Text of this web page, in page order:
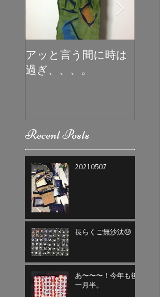
Recent Posts
アッと言う間に時は
過ぎ、、、。
20210507
長らくご無沙汰😓
あ〜〜〜！今年も後
一月半。